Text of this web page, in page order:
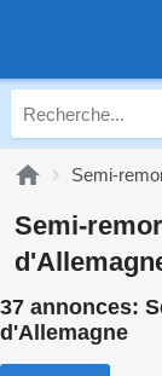
Semi-
Semi-
37 annonces:
d'Allemagne